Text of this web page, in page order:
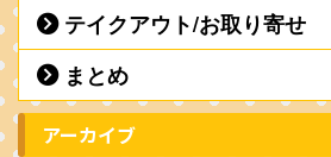
テイクアウト/お取り寄せ
まとめ
アーカイブ